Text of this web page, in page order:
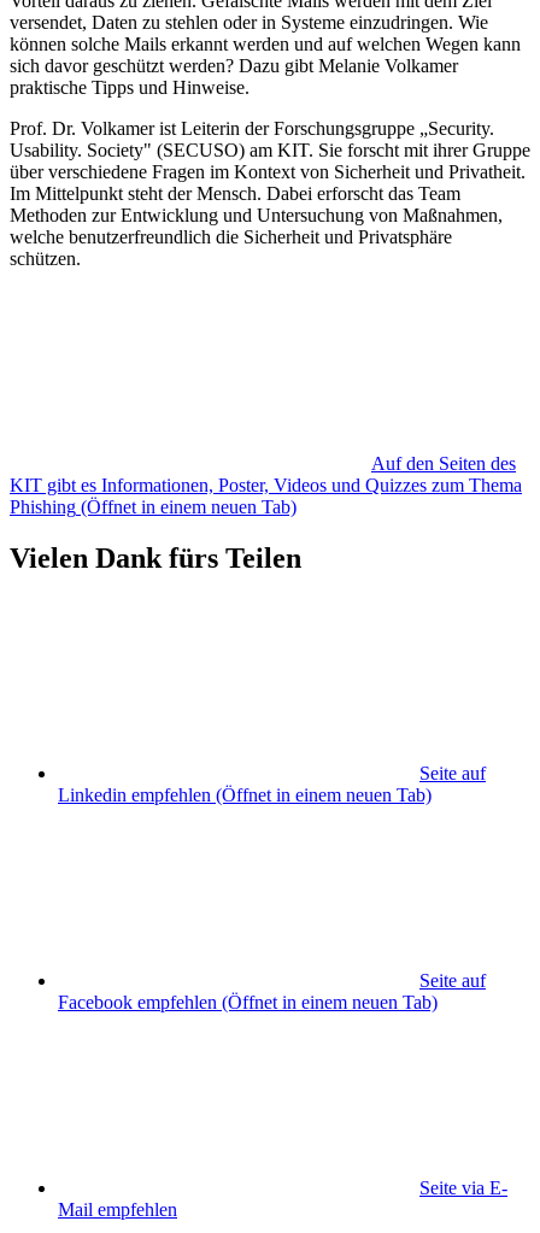
versendet, Daten zu stehlen oder in Systeme einzudringen. Wie
können solche Mails erkannt werden und auf welchen Wegen kann
sich davor geschützt werden? Dazu gibt Melanie Volkamer
praktische Tipps und Hinweise.
Prof. Dr. Volkamer ist Leiterin der Forschungsgruppe „Security.
Usability. Society" (SECUSO) am KIT. Sie forscht mit ihrer Gruppe
über verschiedene Fragen im Kontext von Sicherheit und Privatheit.
Im Mittelpunkt steht der Mensch. Dabei erforscht das Team
Methoden zur Entwicklung und Untersuchung von Maßnahmen,
welche benutzerfreundlich die Sicherheit und Privatsphäre
schützen.
Auf den Seiten des
KIT gibt es Informationen, Poster, Videos und Quizzes zum Thema
Phishing (Öffnet in einem neuen Tab)
Vielen Dank fürs Teilen
Seite auf
Linkedin empfehlen (Öffnet in einem neuen Tab)
Seite auf
Facebook empfehlen (Öffnet in einem neuen Tab)
Seite via E-
Mail empfehlen